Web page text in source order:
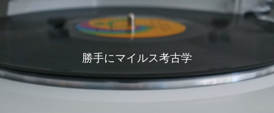
勝手にマイルス考古学